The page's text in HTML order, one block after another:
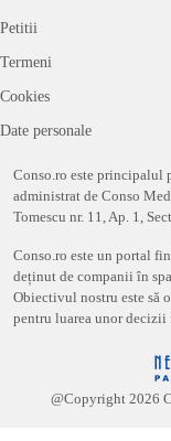
Petitii
Termeni
Cookies
Date personale
Conso.ro este principalul
administrat de Conso
Tomescu nr. 11, Ap. 1,
Conso.ro este un portal
deținut de companii în
Obiectivul nostru este să
pentru luarea unor decizii
@Copyright 2026